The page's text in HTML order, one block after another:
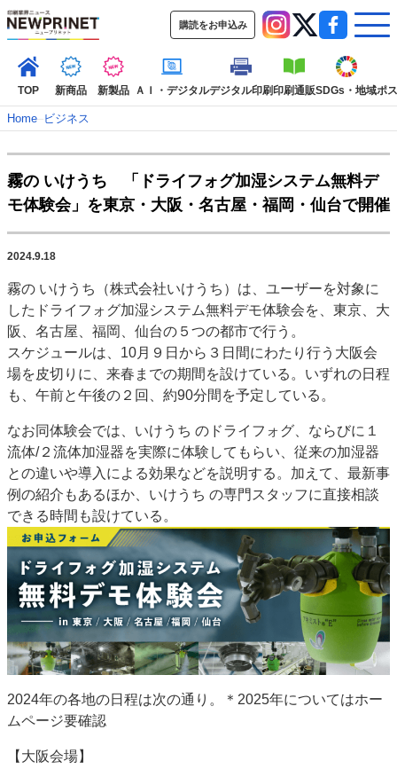
購読をお申込み
TOP 新商品 新製品 ＡＩ・デジタルデジタル印刷印刷通販SDGs・地域ポ
TOP
新着記事 特集記事
動画コンテンツ
インタビュー
コレクション
SDGs・地域
ポストプレス ビジネス イベント 信用情報
業界
市場・統計
人事・移転・異動・訃報
特集記事カテゴリー一覧
特集・デジタル印刷 アイデアで勝負！ ～多様なビジネス・多彩な商材～
2022 見える化・MIS特集
2022 検査・校正特集
特集・デジタル印刷 ～ 新成長軌道を描く
案内
発刊案内
JFPI印刷用語集 印刷機材年鑑
運営
会社案内
購読・購入申し込み
サイトポリシー
お問い合わせ
Home–ビジネス
霧の いけうち 「ドライフォグ加湿システム無料デ
モ体験会」を東京・大阪・名古屋・福岡・仙台で開催
2024.9.18
霧の いけうち（株式会社いけうち）は、ユーザーを対象に
したドライフォグ加湿システム無料デモ体験会を、東京、大
阪、名古屋、福岡、仙台の５つの都市で行う。
スケジュールは、10月９日から３日間にわたり行う大阪会
場を皮切りに、来春までの期間を設けている。いずれの日程
も、午前と午後の２回、約90分間を予定している。
なお同体験会では、いけうち のドライフォグ、ならびに１
流体/２流体加湿器を実際に体験してもらい、従来の加湿器
との違いや導入による効果などを説明する。加えて、最新事
例の紹介もあるほか、いけうち の専門スタッフに直接相談
できる時間も設けている。
2024年の各地の日程は次の通り。＊2025年についてはホー
ムページ要確認
【大阪会場】